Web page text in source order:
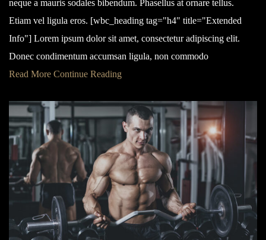
neque a mauris sodales bibendum. Phasellus at ornare tellus.
Etiam vel ligula eros. [wbc_heading tag="h4" title="Extended
Info"] Lorem ipsum dolor sit amet, consectetur adipiscing elit.
Donec condimentum accumsan ligula, non commodo
Read More Continue Reading